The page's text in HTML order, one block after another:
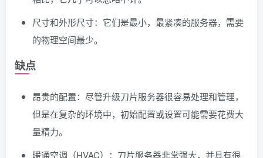
尺寸和外形尺寸：它们是最小，最紧凑的服务器，需要
的物理空间最少。
缺点
昂贵的配置：尽管升级刀片服务器很容易处理和管理，
但是在复杂的环境中，初始配置或设置可能需要花费大
量精力。
暖通空调（HVAC）：刀片服务器非常强大，并具有很